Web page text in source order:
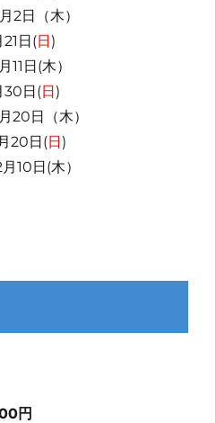
日（木）
日(日)
日(木）
日(日)
20日（木）
20日(日)
10日(木）
円